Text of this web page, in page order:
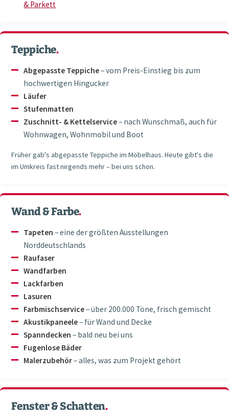
& Parkett
Teppiche.
Abgepasste Teppiche– vom Preis-Einstieg bis zum
hochwertigen Hingucker
Läufer
Stufenmatten
Zuschnitt- & Kettelservice– nach Wunschmaß, auch für
Wohnwagen, Wohnmobil und Boot
Früher gab's abgepasste Teppiche im Möbelhaus. Heute gibt's die
im Umkreis fast nirgends mehr – bei uns schon.
Wand & Farbe.
Tapeten – eine der größten Ausstellungen
Norddeutschlands
Raufaser
Wandfarben
Lackfarben
Lasuren
Farbmischservice– über 200.000 Töne, frisch gemischt
Akustikpaneele– für Wand und Decke
Spanndecken – bald neu bei uns
Fugenlose Bäder
Malerzubehör– alles, was zum Projekt gehört
Fenster & Schatten.